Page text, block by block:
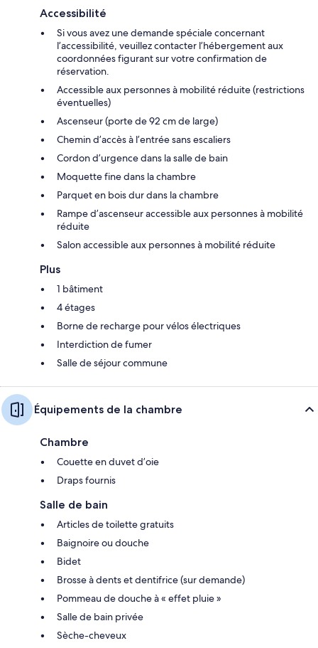
Accessibilité
Si vous avez une demande spéciale concernant
l’accessibilité, veuillez contacter l’hébergement aux
coordonnées figurant sur votre confirmation de
réservation.
Accessible aux personnes à mobilité réduite (restrictions
éventuelles)
Ascenseur (porte de 92 cm de large)
Chemin d’accès à l’entrée sans escaliers
Cordon d’urgence dans la salle de bain
Moquette fine dans la chambre
Parquet en bois dur dans la chambre
Rampe d’ascenseur accessible aux personnes à mobilité
réduite
Salon accessible aux personnes à mobilité réduite
Plus
1 bâtiment
4 étages
Borne de recharge pour vélos électriques
Interdiction de fumer
Salle de séjour commune
Équipements de la chambre
Chambre
Couette en duvet d’oie
Draps fournis
Salle de bain
Articles de toilette gratuits
Baignoire ou douche
Bidet
Brosse à dents et dentifrice (sur demande)
Pommeau de douche à « effet pluie »
Salle de bain privée
Sèche-cheveux